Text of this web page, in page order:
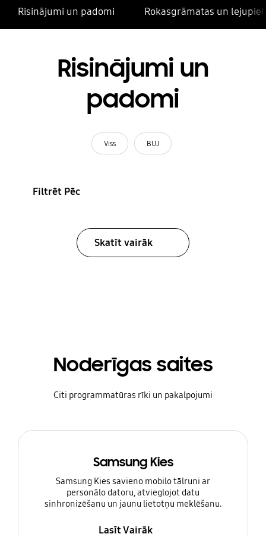
Risinājumi un padomi Rokasgrāmatas un
Risinājumi un
padomi
Viss BUJ
Filtrēt Pēc
Skatīt vairāk
Noderīgas saites
Citi programmatūras rīki un pakalpojumi
Samsung Kies
Samsung Kies savieno mobilo tālruni ar
personālo datoru, atvieglojot datu
sinhronizēšanu un jaunu lietotņu meklēšanu.
Lasīt Vairāk